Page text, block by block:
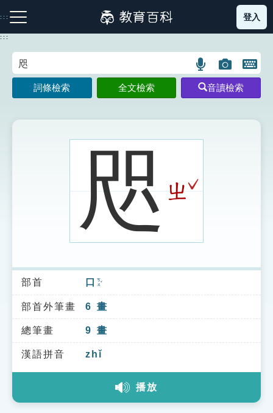
到
主
:::
注音索引圖示 筆畫索引圖示 部首索引表圖示
索引選單
知識索引
單字索引
生命大百科索引
登入
:::
語
言
搜
示
圖
片
搜
開
鍵
圖
詞條檢索 全文檢索 音讀檢索
咫ㄓ ˇ
部首 口 ㄎㄡˇ
部首外筆畫 6 畫
總筆畫 9 畫
漢語拼音 zhǐ
播放